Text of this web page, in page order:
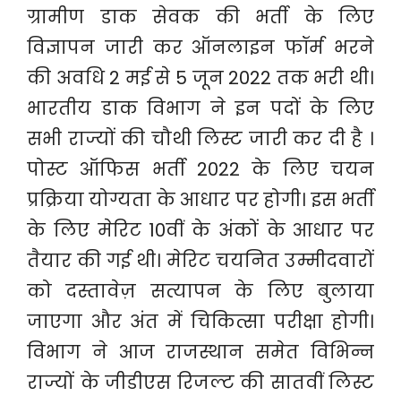
ग्रामीण डाक सेवक की भर्ती के लिए
विज्ञापन जारी कर ऑनलाइन फॉर्म भरने
की अवधि 2 मई से 5 जून 2022 तक भरी थी।
भारतीय डाक विभाग ने इन पदों के लिए
सभी राज्यों की चौथी लिस्ट जारी कर दी है ।
पोस्ट ऑफिस भर्ती 2022 के लिए चयन
प्रक्रिया योग्यता के आधार पर होगी। इस भर्ती
के लिए मेरिट 10वीं के अंकों के आधार पर
तैयार की गई थी। मेरिट चयनित उम्मीदवारों
को दस्तावेज़ सत्यापन के लिए बुलाया
जाएगा और अंत में चिकित्सा परीक्षा होगी।
विभाग ने आज राजस्थान समेत विभिन्न
राज्यों के जीडीएस रिजल्ट की सातवीं लिस्ट